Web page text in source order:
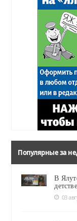
Популярные за
В
детстве
03